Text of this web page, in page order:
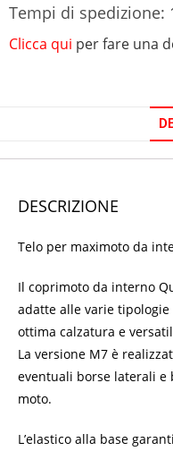
Tempi di spedizione:
Clicca qui per fare una
DESCRIZIONE
Telo per maximoto da
Il coprimoto da interno
adatte alle varie
ottima calzatura e
La versione M7 è
eventuali borse laterali
moto.
L’elastico alla base